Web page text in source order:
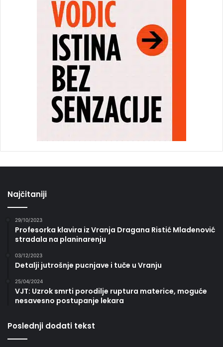
Najčitaniji
29/10/2023
Profesorka klavira iz Vranja Dragana Ristić Mladenović
stradala na planinarenju
03/12/2023
Detalji jutrošnje pucnjave i tuče u Vranju
25/04/2024
VJT: Uzrok smrti porodilje ruptura materice, moguće
nesavesno postupanje lekara
Poslednji dodati tekst